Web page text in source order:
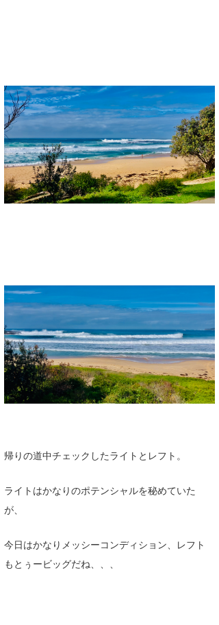
帰りの道中チェックしたライトとレフト。
ライトはかなりのポテンシャルを秘めていた
が、
今日はかなりメッシーコンディション、レフト
もとぅービッグだね、、、